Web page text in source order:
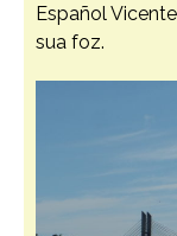
Español
sua foz.